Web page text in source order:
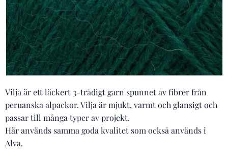
Vilja är ett läckert 3-trådigt garn spunnet av fibrer från
peruanska alpackor. Vilja är mjukt, varmt och glansigt och
passar till många typer av projekt.
Här används samma goda kvalitet som också används i
Alva.